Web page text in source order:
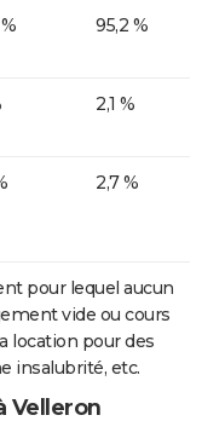
95,2 %
2,1 %
2,7 %
pour lequel aucun
vide ou cours
location pour des
insalubrité, etc.
Velleron